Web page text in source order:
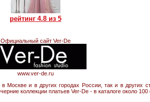
рейтинг 4.8 из 5
Официальный сайт Ver-De
www.ver-de.ru
Москве и в других городах России, так и в других
коллекции платьев Ver-De - в каталоге около